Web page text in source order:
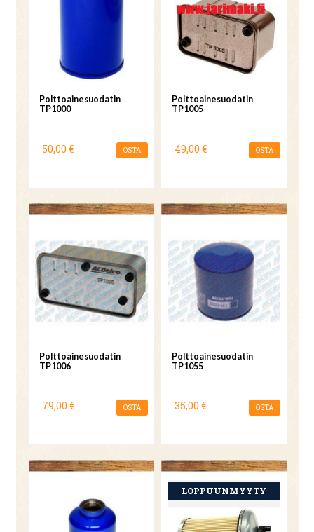
Polttoainesuodatin
TP1000
50,00 € OSTA
Polttoainesuodatin
TP1005
49,00 € OSTA
Polttoainesuodatin
TP1006
79,00 € OSTA
Polttoainesuodatin
TP1055
35,00 € OSTA